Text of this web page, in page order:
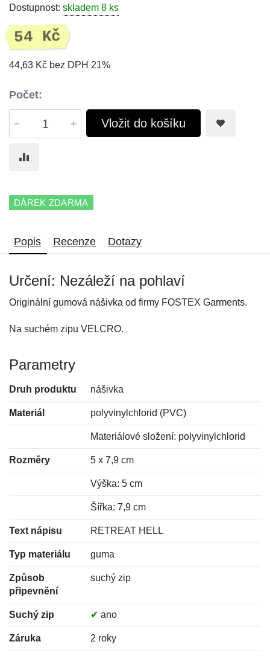
Dostupnost: skladem 8 ks
54 Kč
44,63 Kč bez DPH 21%
Počet:
Vložit do košíku
DÁREK ZDARMA
Popis Recenze Dotazy
Určení: Nezáleží na pohlaví
Originální gumová nášivka od firmy FOSTEX Garments.
Na suchém zipu VELCRO.
Parametry
Druh produktu nášivka
Materiál polyvinylchlorid (PVC)
Materiálové složení: polyvinylchlorid
Rozměry 5 x 7,9 cm
Výška: 5 cm
Šířka: 7,9 cm
Text nápisu RETREAT HELL
Typ materiálu guma
Způsob
připevnění
suchý zip
Suchý zip ✔ ano
Záruka 2 roky